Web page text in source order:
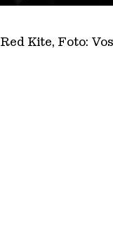
Red Kite, Foto: